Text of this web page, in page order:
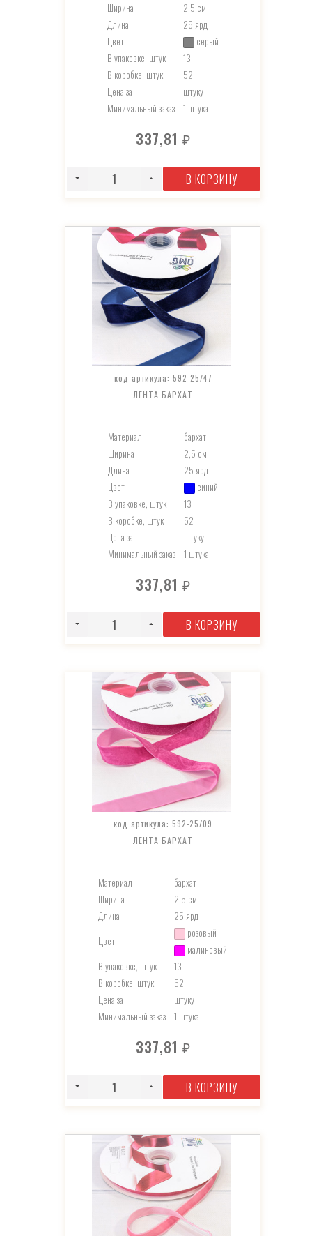
Ширина
2,5 см
Длина
25 ярд
Цвет
серый
В упаковке, штук
13
В коробке, штук
52
Цена за
штуку
Минимальный заказ
1 штука
337,81 ₽
В КОРЗИНУ
код артикула: 592-25/47
ЛЕНТА БАРХАТ
Материал
бархат
Ширина
2,5 см
Длина
25 ярд
Цвет
синий
В упаковке, штук
13
В коробке, штук
52
Цена за
штуку
Минимальный заказ
1 штука
337,81 ₽
В КОРЗИНУ
код артикула: 592-25/09
ЛЕНТА БАРХАТ
Материал
бархат
Ширина
2,5 см
Длина
25 ярд
Цвет
розовый
малиновый
В упаковке, штук
13
В коробке, штук
52
Цена за
штуку
Минимальный заказ
1 штука
337,81 ₽
В КОРЗИНУ